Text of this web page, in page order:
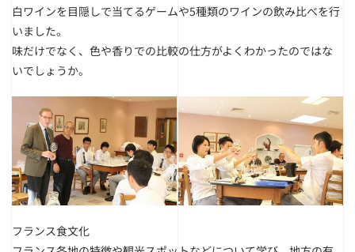
白ワインを目隠しで当てるゲームや5種類のワインの飲み比べを行
いました。
味だけでなく、色や香りでの比較の仕方がよくわかったのではな
いでしょうか。
フランス食文化